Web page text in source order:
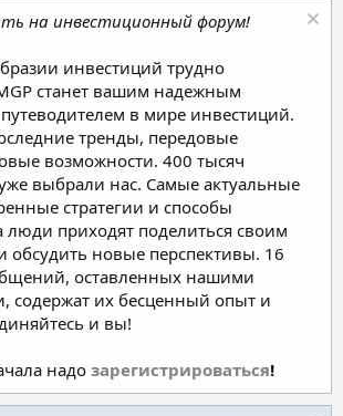
на инвестиционный форум!
инвестиций трудно
станет вашим надежным
в мире инвестиций.
тренды, передовые
возможности. 400 тысяч
выбрали нас. Самые актуальные
стратегии и способы
люди приходят поделиться своим
обсудить новые перспективы. 16
оставленных нашими
содержат их бесценный опыт и
и вы!
надо зарегистрироваться!